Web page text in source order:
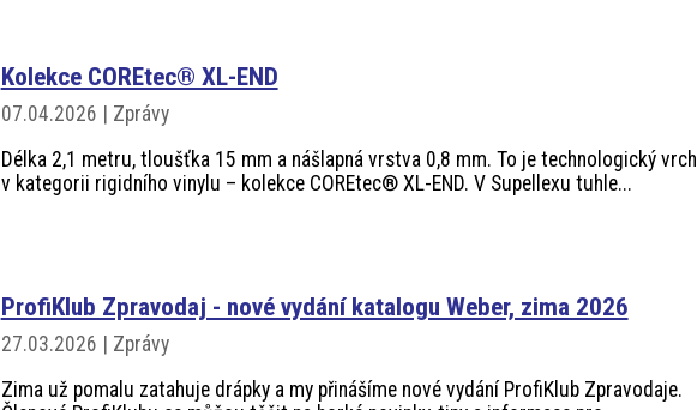
Kolekce COREtec® XL-END
07.04.2026 | Zprávy
Délka 2,1 metru, tloušťka 15 mm a nášlapná vrstva 0,8 mm. To je technologický
v kategorii rigidního vinylu – kolekce COREtec® XL-END. V Supellexu tuhle...
ProfiKlub Zpravodaj - nové vydání katalogu Weber, zima 2026
27.03.2026 | Zprávy
Zima už pomalu zatahuje drápky a my přinášíme nové vydání ProfiKlub Zpravodaje.